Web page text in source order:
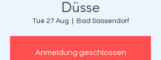
Düsse
Tue 27 Aug Bad Sassendorf
Anmeldung geschlossen